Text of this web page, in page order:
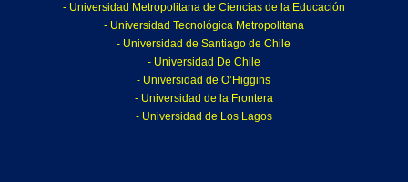
- Universidad Metropolitana de Ciencias de la Educación
- Universidad Tecnológica Metropolitana
- Universidad de Santiago de Chile
- Universidad De Chile
- Universidad de O’Higgins
- Universidad de la Frontera
- Universidad de Los Lagos